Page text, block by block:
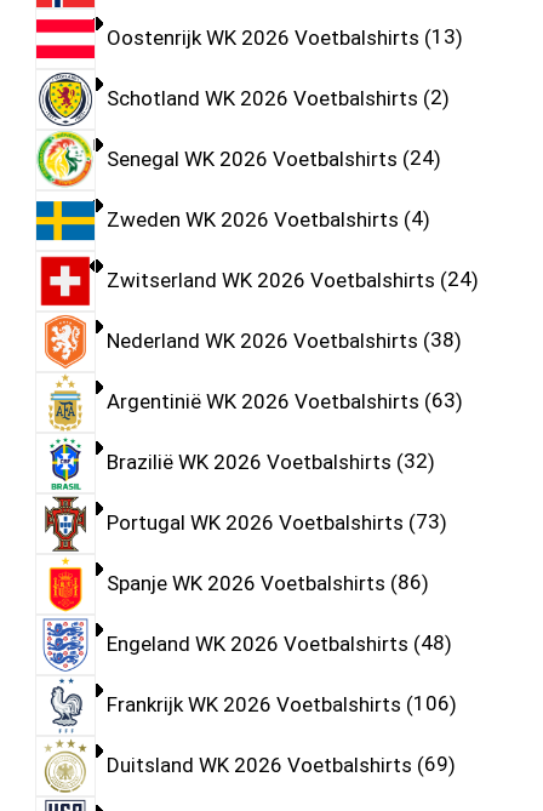
Oostenrijk WK 2026 Voetbalshirts 13
Schotland WK 2026 Voetbalshirts 2
Senegal WK 2026 Voetbalshirts 24
Zweden WK 2026 Voetbalshirts 4
Zwitserland WK 2026 Voetbalshirts 24
Nederland WK 2026 Voetbalshirts 38
Argentinië WK 2026 Voetbalshirts 63
Brazilië WK 2026 Voetbalshirts 32
Portugal WK 2026 Voetbalshirts 73
Spanje WK 2026 Voetbalshirts 86
Engeland WK 2026 Voetbalshirts 48
Frankrijk WK 2026 Voetbalshirts 106
Duitsland WK 2026 Voetbalshirts 69